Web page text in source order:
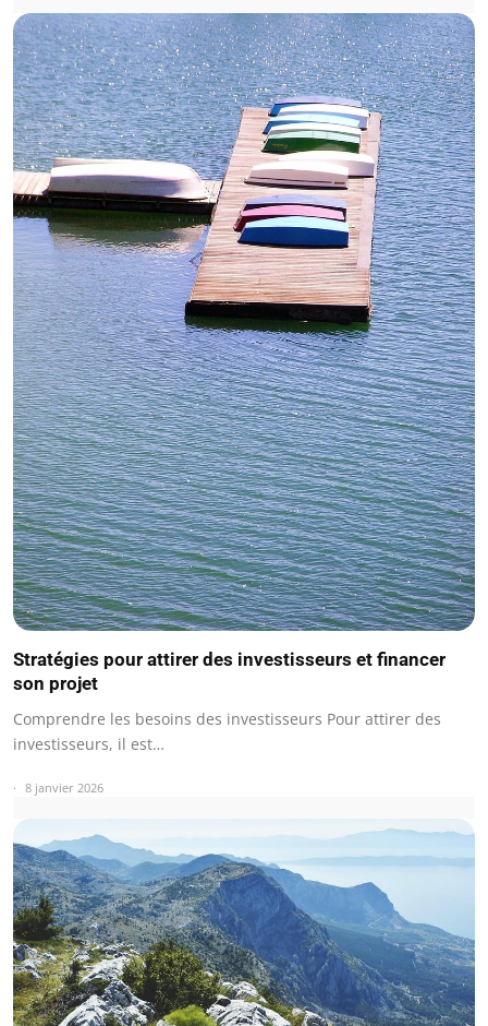
Stratégies pour attirer des investisseurs et financer
son projet
Comprendre les besoins des investisseurs Pour attirer des
investisseurs, il est…
8 janvier 2026